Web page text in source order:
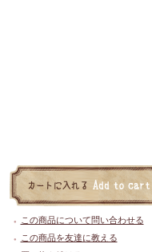
● この商品について問い合わせる
● この商品を友達に教える